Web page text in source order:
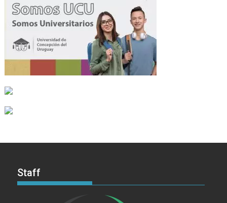
Staff